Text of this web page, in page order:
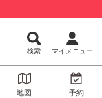
検索 マイメニュー
地図 予約